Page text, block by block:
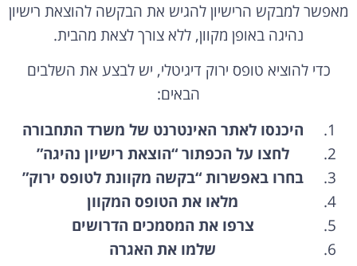
נהיגה באופן מקוון, ללא צורך לצאת מהבית.
כדי להוציא טופס ירוק דיגיטלי, יש לבצע את השלבים
הבאים:
לחצו על הכפתור “הוצאת רישיון נהיגה”
בחרו באפשרות “בקשה מקוונת לטופס ירוק”
מלאו את הטופס המקוון
צרפו את המסמכים הדרושים
שלמו את האגרה
לאחר שתשלמו את האגרה, תקבלו הודעה במייל עם